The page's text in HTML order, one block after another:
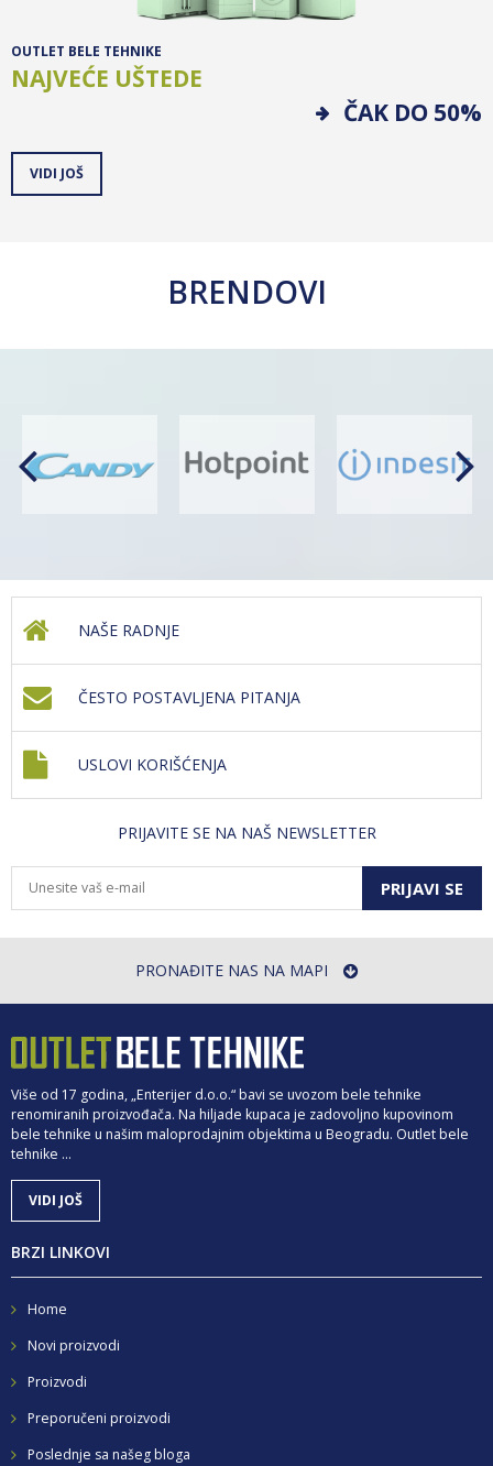
OUTLET BELE TEHNIKE
NAJVEĆE UŠTEDE
ČAK DO 50%
VIDI JOŠ
BRENDOVI
NAŠE RADNJE
ČESTO POSTAVLJENA PITANJA
USLOVI KORIŠĆENJA
PRIJAVITE SE NA NAŠ NEWSLETTER
PRIJAVI SE
PRONAĐITE NAS NA MAPI
Više od 17 godina, „Enterijer d.o.o.“ bavi se uvozom bele tehnike
renomiranih proizvođača. Na hiljade kupaca je zadovoljno kupovinom
bele tehnike u našim maloprodajnim objektima u Beogradu. Outlet bele
tehnike ...
VIDI JOŠ
BRZI LINKOVI
Home
Novi proizvodi
Proizvodi
Preporučeni proizvodi
Poslednje sa našeg bloga